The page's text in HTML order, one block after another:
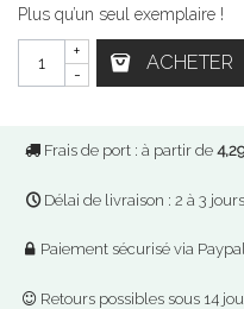
Plus qu’un seul exemplaire !
-
+ ACHETER
Frais de port : à partir de
Délai de livraison : 2 à 3
Paiement sécurisé via Paypal
Retours possibles sous 14